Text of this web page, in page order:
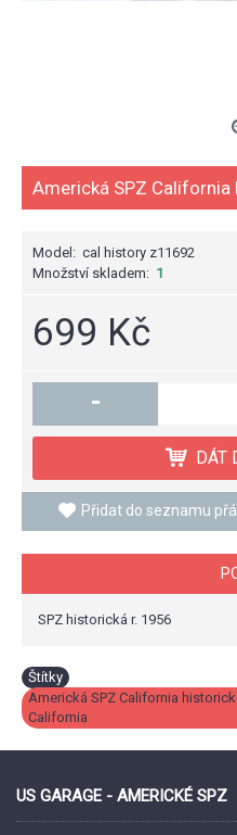
Americká SPZ
Model: cal history z11692
Množství skladem: 1
699 Kč
-
DÁT
Přidat do seznamu
SPZ historická r. 1956
Štítky
Americká SPZ California
California
US GARAGE - AMERICKÉ SPZ